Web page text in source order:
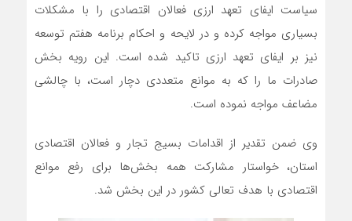
سیاست ایفای تعهد ارزی فعالان اقتصادی را با مشکلات
بسیاری مواجه کرده و در لایحه و احکام برنامه هفتم توسعه
نیز بر ایفای تعهد ارزی تاکید شده است. این رویه بخش
صادرات ما را که به موانع متعددی دچار است، با چالشی
مضاعف مواجه نموده است.
وی ضمن تقدیر از اقدامات بسیج تجار و فعالان اقتصادی
استان، خواستار مشارکت همه بخش‌ها برای رفع موانع
اقتصادی با هدف تعالی کشور در این بخش شد.